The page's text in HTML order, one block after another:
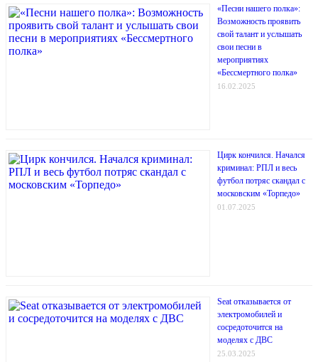
«Песни нашего полка»:
Возможность проявить
свой талант и услышать
свои песни в
мероприятиях
«Бессмертного полка»
16.02.2025
Цирк кончился. Начался
криминал: РПЛ и весь
футбол потряс скандал с
московским «Торпедо»
01.07.2025
Seat отказывается от
электромобилей и
сосредоточится на
моделях с ДВС
25.03.2025